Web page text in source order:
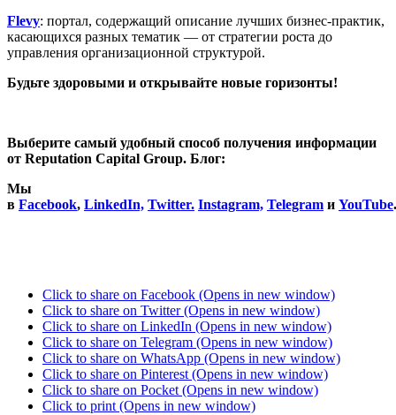
Flevy: портал, содержащий описание лучших бизнес-практик,
касающихся разных тематик — от стратегии роста до
управления организационной структурой.
Будьте здоровыми и открывайте новые горизонты!
Выберите самый удобный способ получения информации
от Reputation Capital Group. Блог:
Мы
в Facebook, LinkedIn, Twitter. Instagram, Telegram и YouTube.
Click to share on Facebook (Opens in new window)
Click to share on Twitter (Opens in new window)
Click to share on LinkedIn (Opens in new window)
Click to share on Telegram (Opens in new window)
Click to share on WhatsApp (Opens in new window)
Click to share on Pinterest (Opens in new window)
Click to share on Pocket (Opens in new window)
Click to print (Opens in new window)